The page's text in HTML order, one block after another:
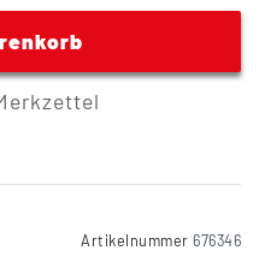
Artikelnummer 676346